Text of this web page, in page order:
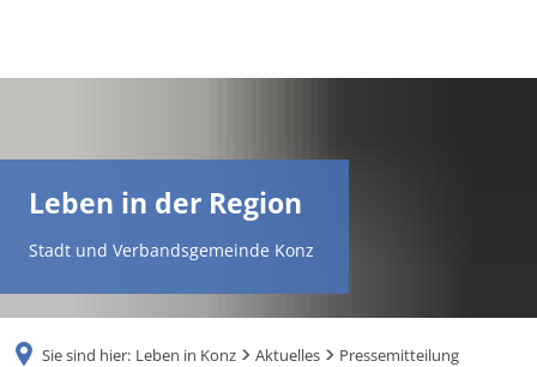
Leben in der Region
Stadt und Verbandsgemeinde Konz
Sie sind hier: Leben in Konz Aktuelles
Pressemitteilung